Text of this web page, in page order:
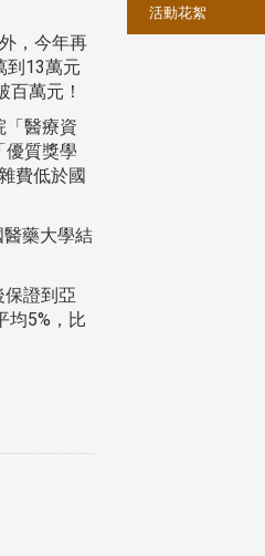
，今年再
到13萬元
萬元！
「醫療資
優質獎學
費低於國
藥大學結
證到亞
均5%，比
活動花絮